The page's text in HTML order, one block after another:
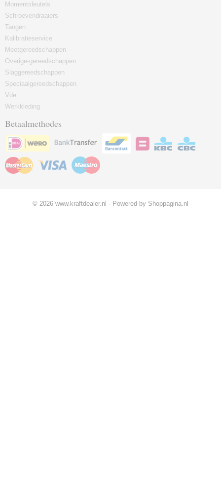
Momentsleutels
Schroevendraaiers
Tangen
Kalibratieservice
Meetgereedschappen
Overige-gereedschappen
Slaggereedschappen
Speciaalgereedschappen
Vde
Werkkleding
Betaalmethodes
© 2026 www.kraftdealer.nl - Powered by Shoppagina.nl